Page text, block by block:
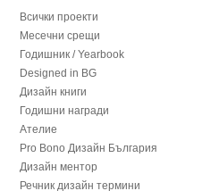
Всички проекти
Месечни срещи
Годишник / Yearbook
Designed in BG
Дизайн книги
Годишни награди
Ателие
Pro Bono Дизайн България
Дизайн ментор
Речник дизайн термини